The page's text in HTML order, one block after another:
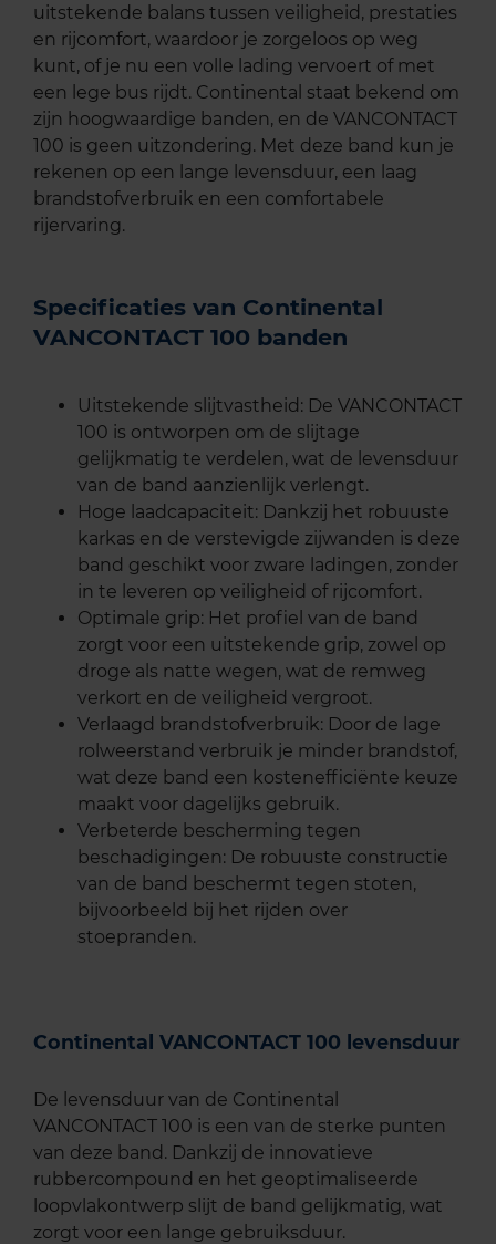
uitstekende balans tussen veiligheid, prestaties
en rijcomfort, waardoor je zorgeloos op weg
kunt, of je nu een volle lading vervoert of met
een lege bus rijdt. Continental staat bekend om
zijn hoogwaardige banden, en de VANCONTACT
100 is geen uitzondering. Met deze band kun je
rekenen op een lange levensduur, een laag
brandstofverbruik en een comfortabele
rijervaring.
Specificaties van Continental
VANCONTACT 100 banden
Uitstekende slijtvastheid: De VANCONTACT
100 is ontworpen om de slijtage
gelijkmatig te verdelen, wat de levensduur
van de band aanzienlijk verlengt.
Hoge laadcapaciteit: Dankzij het robuuste
karkas en de verstevigde zijwanden is deze
band geschikt voor zware ladingen, zonder
in te leveren op veiligheid of rijcomfort.
Optimale grip: Het profiel van de band
zorgt voor een uitstekende grip, zowel op
droge als natte wegen, wat de remweg
verkort en de veiligheid vergroot.
Verlaagd brandstofverbruik: Door de lage
rolweerstand verbruik je minder brandstof,
wat deze band een kostenefficiënte keuze
maakt voor dagelijks gebruik.
Verbeterde bescherming tegen
beschadigingen: De robuuste constructie
van de band beschermt tegen stoten,
bijvoorbeeld bij het rijden over
stoepranden.
Continental VANCONTACT 100 levensduur
De levensduur van de Continental
VANCONTACT 100 is een van de sterke punten
van deze band. Dankzij de innovatieve
rubbercompound en het geoptimaliseerde
loopvlakontwerp slijt de band gelijkmatig, wat
zorgt voor een lange gebruiksduur.